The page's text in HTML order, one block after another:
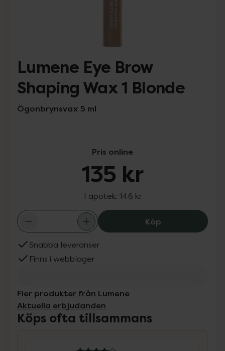
Lumene Eye Brow
Shaping Wax 1 Blonde
Ögonbrynsvax 5 ml
Pris online
135 kr
I apotek: 146 kr
KöpLumene Eye
Snabba leveranser
Finns i webblager
Fler produkter från Lumene
Aktuella erbjudanden
Köps ofta tillsammans